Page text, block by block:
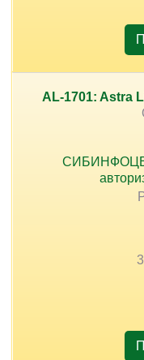
AL-1701: Astra